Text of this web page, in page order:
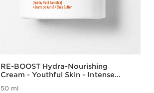
RE-BOOST Hydra-Nourishing
Cream - Youthful Skin - Intense
50 ml